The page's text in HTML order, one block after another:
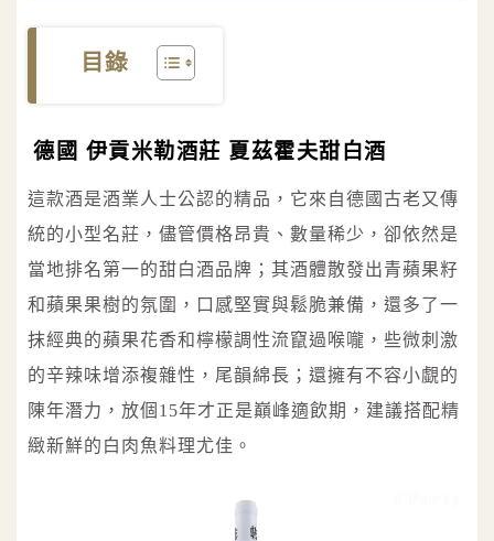
目錄
德國 伊貢米勒酒莊 夏茲霍夫甜白酒
這款酒是酒業人士公認的精品，它來自德國古老又傳
統的小型名莊，儘管價格昂貴、數量稀少，卻依然是
當地排名第一的甜白酒品牌；其酒體散發出青蘋果籽
和蘋果果樹的氛圍，口感堅實與鬆脆兼備，還多了一
抹經典的蘋果花香和檸檬調性流竄過喉嚨，些微刺激
的辛辣味增添複雜性，尾韻綿長；還擁有不容小覷的
陳年潛力，放個15年才正是巔峰適飲期，建議搭配精
緻新鮮的白肉魚料理尤佳。